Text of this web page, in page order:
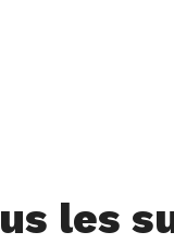
les